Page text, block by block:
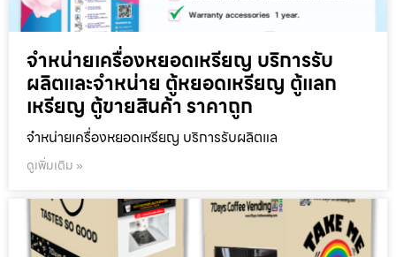
จำหน่ายเครื่องหยอดเหรียญ บริการรับ
ผลิตและจำหน่าย ตู้หยอดเหรียญ ตู้แลก
เหรียญ ตู้ขายสินค้า ราคาถูก
จำหน่ายเครื่องหยอดเหรียญ บริการรับผลิตแล
ดูเพิ่มเติม »